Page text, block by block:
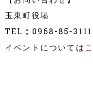
玉東町役場
TEL ： 0968-85-3111
イベントについては